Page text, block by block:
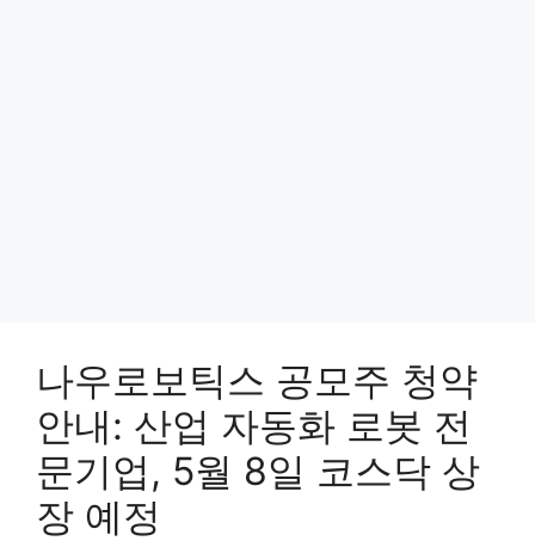
나우로보틱스 공모주 청약
안내: 산업 자동화 로봇 전
문기업, 5월 8일 코스닥 상
장 예정